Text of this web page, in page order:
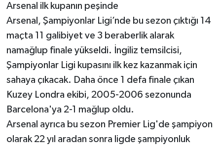
Arsenal ilk kupanın peşinde
Arsenal, Şampiyonlar Ligi’nde bu sezon çıktığı 14
maçta 11 galibiyet ve 3 beraberlik alarak
namağlup finale yükseldi. İngiliz temsilcisi,
Şampiyonlar Ligi kupasını ilk kez kazanmak için
sahaya çıkacak. Daha önce 1 defa finale çıkan
Kuzey Londra ekibi, 2005-2006 sezonunda
Barcelona'ya 2-1 mağlup oldu.
Arsenal ayrıca bu sezon Premier Lig'de şampiyon
olarak 22 yıl aradan sonra ligde şampiyonluk